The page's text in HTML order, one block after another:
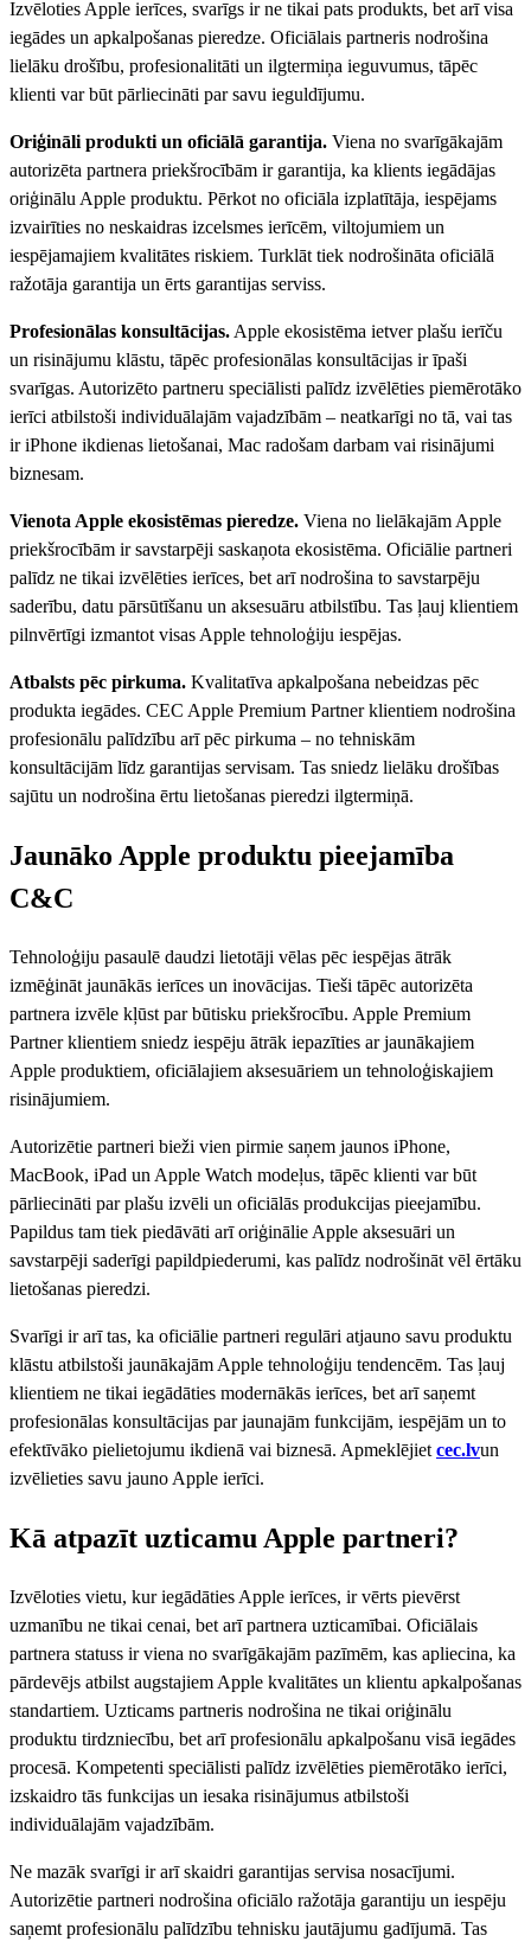
Izvēloties Apple ierīces, svarīgs ir ne tikai pats produkts, bet arī visa
iegādes un apkalpošanas pieredze. Oficiālais partneris nodrošina
lielāku drošību, profesionalitāti un ilgtermiņa ieguvumus, tāpēc
klienti var būt pārliecināti par savu ieguldījumu.
Oriģināli produkti un oficiālā garantija. Viena no svarīgākajām
autorizēta partnera priekšrocībām ir garantija, ka klients iegādājas
oriģinālu Apple produktu. Pērkot no oficiāla izplatītāja, iespējams
izvairīties no neskaidras izcelsmes ierīcēm, viltojumiem un
iespējamajiem kvalitātes riskiem. Turklāt tiek nodrošināta oficiālā
ražotāja garantija un ērts garantijas serviss.
Profesionālas konsultācijas.Apple ekosistēma ietver plašu ierīču
un risinājumu klāstu, tāpēc profesionālas konsultācijas ir īpaši
svarīgas. Autorizēto partneru speciālisti palīdz izvēlēties piemērotāko
ierīci atbilstoši individuālajām vajadzībām – neatkarīgi no tā, vai tas
ir iPhone ikdienas lietošanai, Mac radošam darbam vai risinājumi
biznesam.
Vienota Apple ekosistēmas pieredze. Viena no lielākajām Apple
priekšrocībām ir savstarpēji saskaņota ekosistēma. Oficiālie partneri
palīdz ne tikai izvēlēties ierīces, bet arī nodrošina to savstarpēju
saderību, datu pārsūtīšanu un aksesuāru atbilstību. Tas ļauj klientiem
pilnvērtīgi izmantot visas Apple tehnoloģiju iespējas.
Atbalsts pēc pirkuma. Kvalitatīva apkalpošana nebeidzas pēc
produkta iegādes. CEC Apple Premium Partner klientiem nodrošina
profesionālu palīdzību arī pēc pirkuma – no tehniskām
konsultācijām līdz garantijas servisam. Tas sniedz lielāku drošības
sajūtu un nodrošina ērtu lietošanas pieredzi ilgtermiņā.
Jaunāko Apple produktu pieejamība
C&C
Tehnoloģiju pasaulē daudzi lietotāji vēlas pēc iespējas ātrāk
izmēģināt jaunākās ierīces un inovācijas. Tieši tāpēc autorizēta
partnera izvēle kļūst par būtisku priekšrocību. Apple Premium
Partner klientiem sniedz iespēju ātrāk iepazīties ar jaunākajiem
Apple produktiem, oficiālajiem aksesuāriem un tehnoloģiskajiem
risinājumiem.
Autorizētie partneri bieži vien pirmie saņem jaunos iPhone,
MacBook, iPad un Apple Watch modeļus, tāpēc klienti var būt
pārliecināti par plašu izvēli un oficiālās produkcijas pieejamību.
Papildus tam tiek piedāvāti arī oriģinālie Apple aksesuāri un
savstarpēji saderīgi papildpiederumi, kas palīdz nodrošināt vēl ērtāku
lietošanas pieredzi.
Svarīgi ir arī tas, ka oficiālie partneri regulāri atjauno savu produktu
klāstu atbilstoši jaunākajām Apple tehnoloģiju tendencēm. Tas ļauj
klientiem ne tikai iegādāties modernākās ierīces, bet arī saņemt
profesionālas konsultācijas par jaunajām funkcijām, iespējām un to
efektīvāko pielietojumu ikdienā vai biznesā. Apmeklējiet cec.lvun
izvēlieties savu jauno Apple ierīci.
Kā atpazīt uzticamu Apple partneri?
Izvēloties vietu, kur iegādāties Apple ierīces, ir vērts pievērst
uzmanību ne tikai cenai, bet arī partnera uzticamībai. Oficiālais
partnera statuss ir viena no svarīgākajām pazīmēm, kas apliecina, ka
pārdevējs atbilst augstajiem Apple kvalitātes un klientu apkalpošanas
standartiem. Uzticams partneris nodrošina ne tikai oriģinālu
produktu tirdzniecību, bet arī profesionālu apkalpošanu visā iegādes
procesā. Kompetenti speciālisti palīdz izvēlēties piemērotāko ierīci,
izskaidro tās funkcijas un iesaka risinājumus atbilstoši
individuālajām vajadzībām.
Ne mazāk svarīgi ir arī skaidri garantijas servisa nosacījumi.
Autorizētie partneri nodrošina oficiālo ražotāja garantiju un iespēju
saņemt profesionālu palīdzību tehnisku jautājumu gadījumā. Tas